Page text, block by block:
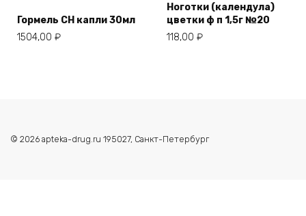
Гормель СН капли 30мл
1504,00 ₽
Ноготки (календула)
цветки ф п 1,5г №20
118,00 ₽
© 2026 apteka-drug.ru 195027, Санкт-Петербург